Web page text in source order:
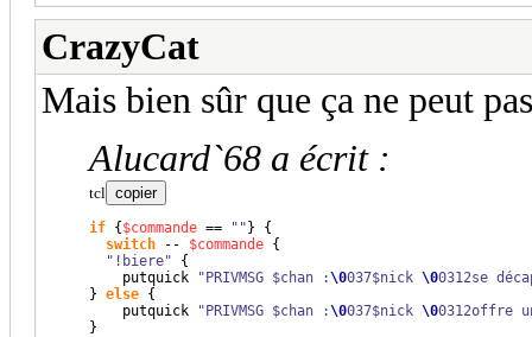
CrazyCat
Mais bien sûr que ça ne peut
Alucard`68 a écrit :
tcl copier
if {$commande == ""}
{
switch -- $commande {
"!biere"
{
    putquick
"PRIVMSG $chan :\0037$nick \00312se
} else {
    putquick
"PRIVMSG $chan :\0037$nick \00312offre
}